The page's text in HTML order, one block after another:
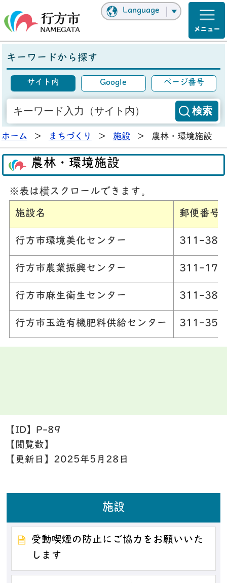
Language
キーワードから探す
サイト内 Google ページ番号
ホーム > まちづくり > 施設 > 農林・環境施設
農林・環境施設
※表は横スクロールできます。
施設名 郵便番号
行方市環境美化センター 311-
行方市農業振興センター 311-
行方市麻生衛生センター 311-
行方市玉造有機肥料供給センター 311-
【ID】 P-89
【閲覧数】
【更新日】 2025年5月28日
施設
受動喫煙の防止にご協力をお願いいた
します